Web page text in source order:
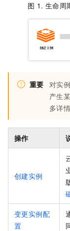
图 1. 生命周
重要
对实
产生
多详
操作
创建实例
变更实例配
置